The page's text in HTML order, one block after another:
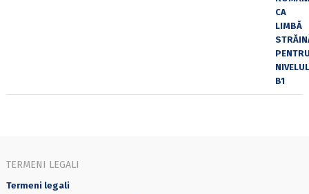
TERMENI LEGALI
Termeni legali